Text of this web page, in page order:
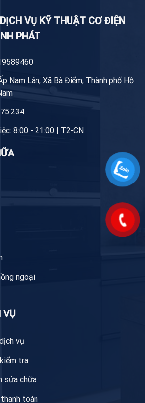
VỤ KỸ THUẬT CƠ ĐIỆN
PHÁT
Nam Lân, Xã Bà Điểm, Thành phố Hồ
8:00 - 21:00 | T2-CN
ngoại
VỤ
vụ
tra
sửa chữa
toán